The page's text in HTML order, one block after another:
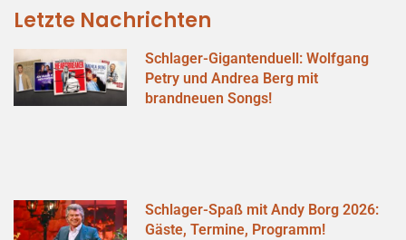
Letzte Nachrichten
Schlager-Gigantenduell: Wolfgang
Petry und Andrea Berg mit
brandneuen Songs!
Schlager-Spaß mit Andy Borg 2026:
Gäste, Termine, Programm!